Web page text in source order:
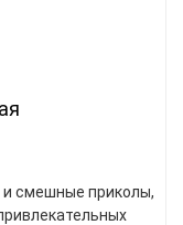
смешные приколы,